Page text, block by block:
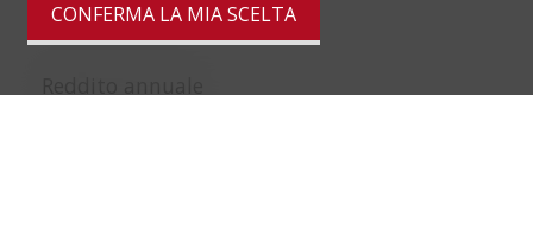
CONFERMA LA MIA SCELTA